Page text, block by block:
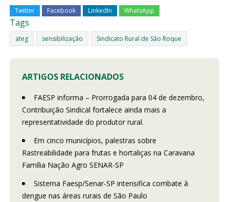
Twitter Facebook LinkedIn WhatsApp
Tags
ateg sensibilização Sindicato Rural de São Roque
ARTIGOS RELACIONADOS
FAESP informa – Prorrogada para 04 de dezembro,
Contribuição Sindical fortalece ainda mais a
representatividade do produtor rural.
Em cinco municípios, palestras sobre
Rastreabilidade para frutas e hortaliças na Caravana
Família Nação Agro SENAR-SP
Sistema Faesp/Senar-SP intensifica combate à
dengue nas áreas rurais de São Paulo